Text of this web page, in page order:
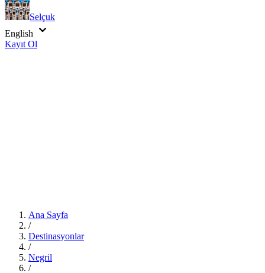
Selçuk
English
Kayıt Ol
Ana Sayfa
/
Destinasyonlar
/
Negril
/